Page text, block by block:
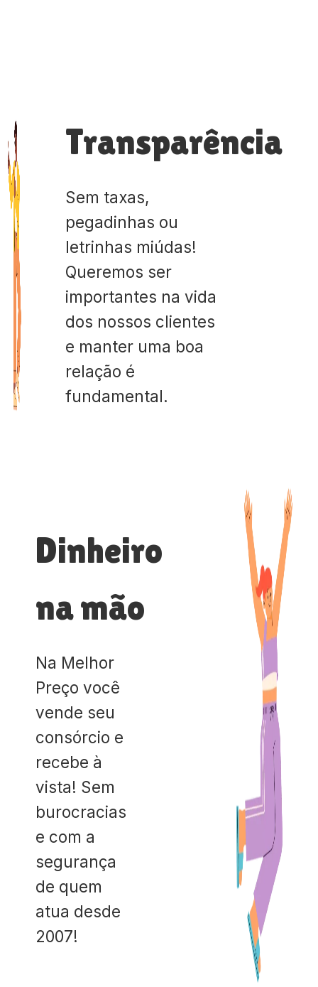
Transparência
Sem taxas,
pegadinhas ou
letrinhas miúdas!
Queremos ser
importantes na vida
dos nossos clientes
e manter uma boa
relação é
fundamental.
Dinheiro
na mão
Na Melhor
Preço você
vende seu
consórcio e
recebe à
vista! Sem
burocracias
e com a
segurança
de quem
atua desde
2007!